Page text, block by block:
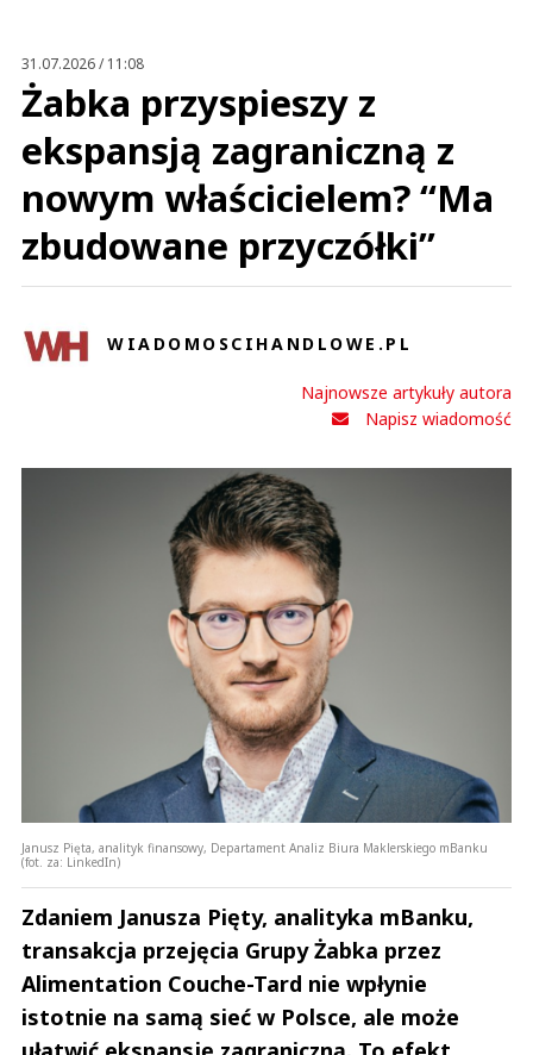
31.07.2026 / 11:08
Żabka przyspieszy z
ekspansją zagraniczną z
nowym właścicielem? “Ma
zbudowane przyczółki”
WIADOMOSCIHANDLOWE.PL
Najnowsze artykuły autora
Napisz wiadomość
Janusz Pięta, analityk finansowy, Departament Analiz Biura Maklerskiego mBanku
(fot. za: LinkedIn)
Zdaniem Janusza Pięty, analityka mBanku,
transakcja przejęcia Grupy Żabka przez
Alimentation Couche-Tard nie wpłynie
istotnie na samą sieć w Polsce, ale może